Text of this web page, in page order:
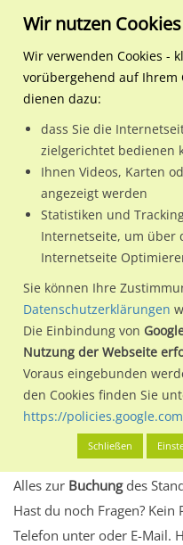
Regionale
Nutze günstige
HafenCity Univ. SH Ost,
HafenCity)in Hamburg,
Wir erheben für jede
aktuelle
kannst du dich schon vor
Standort, seine Reichweite
eventuelle
Werbeinhalten informieren.
Alles klar? Dann findest
Alles zur Buchungdes
Hast du noch Fragen?
Telefon unter oder E-Mail.
Wir nutzen Cookies
Wir verwenden Cookies -
vorübergehend auf Ihrem
dienen dazu:
dass Sie die
zielgerichtet bedienen
Ihnen Videos, Karten
angezeigt werden
Statistiken und
Internetseite, um über
Internetseite
Sie können Ihre
Datenschutzerklärungen
Die Einbindung von
Nutzung der Webseite
Voraus eingebunden
den Cookies finden Sie
https://
Schließen